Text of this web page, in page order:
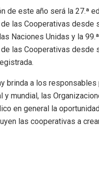
de este año será la 27.ª
las Cooperativas desde
Naciones Unidas y la
las Cooperativas desde
brinda a los
y mundial, las
en general la
las cooperativas a